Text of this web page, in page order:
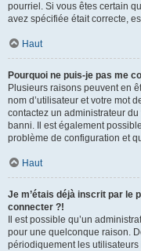
pourriel. Si vous êtes certain
avez spécifiée était correcte,
Haut
Pourquoi ne puis-je pas me
Plusieurs raisons peuvent en
nom d’utilisateur et votre mot
contactez un administrateur
banni. Il est également
problème de configuration et
Haut
Je m’étais déjà inscrit par le
connecter ?!
Il est possible qu’un
pour une quelconque raison.
périodiquement les